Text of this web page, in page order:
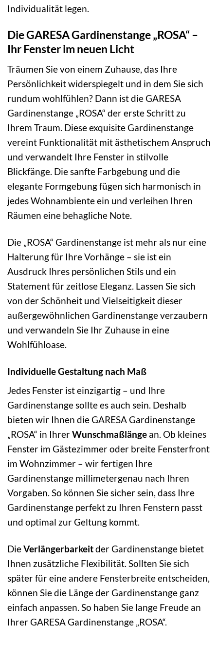
Individualität legen.
Die GARESA Gardinenstange „ROSA“ –
Ihr Fenster im neuen Licht
Träumen Sie von einem Zuhause, das Ihre
Persönlichkeit widerspiegelt und in dem Sie sich
rundum wohlfühlen? Dann ist die GARESA
Gardinenstange „ROSA“ der erste Schritt zu
Ihrem Traum. Diese exquisite Gardinenstange
vereint Funktionalität mit ästhetischem Anspruch
und verwandelt Ihre Fenster in stilvolle
Blickfänge. Die sanfte Farbgebung und die
elegante Formgebung fügen sich harmonisch in
jedes Wohnambiente ein und verleihen Ihren
Räumen eine behagliche Note.
Die „ROSA“ Gardinenstange ist mehr als nur eine
Halterung für Ihre Vorhänge – sie ist ein
Ausdruck Ihres persönlichen Stils und ein
Statement für zeitlose Eleganz. Lassen Sie sich
von der Schönheit und Vielseitigkeit dieser
außergewöhnlichen Gardinenstange verzaubern
und verwandeln Sie Ihr Zuhause in eine
Wohlfühloase.
Individuelle Gestaltung nach Maß
Jedes Fenster ist einzigartig – und Ihre
Gardinenstange sollte es auch sein. Deshalb
bieten wir Ihnen die GARESA Gardinenstange
„ROSA“ in IhrerWunschmaßlänge an. Ob kleines
Fenster im Gästezimmer oder breite Fensterfront
im Wohnzimmer – wir fertigen Ihre
Gardinenstange millimetergenau nach Ihren
Vorgaben. So können Sie sicher sein, dass Ihre
Gardinenstange perfekt zu Ihren Fenstern passt
und optimal zur Geltung kommt.
DieVerlängerbarkeitder Gardinenstange bietet
Ihnen zusätzliche Flexibilität. Sollten Sie sich
später für eine andere Fensterbreite entscheiden,
können Sie die Länge der Gardinenstange ganz
einfach anpassen. So haben Sie lange Freude an
Ihrer GARESA Gardinenstange „ROSA“.